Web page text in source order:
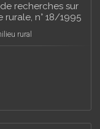
recherches sur
n° 18/1995
rural